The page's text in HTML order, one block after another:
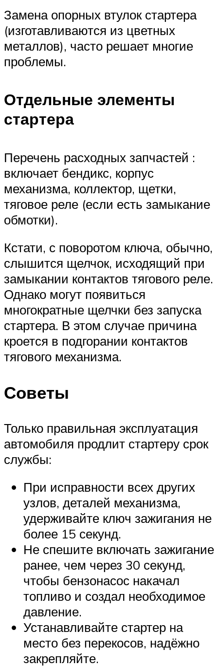
Замена опорных втулок стартера
(изготавливаются из цветных
металлов), часто решает многие
проблемы.
Отдельные элементы
стартера
Перечень расходных запчастей :
включает бендикс, корпус
механизма, коллектор, щетки,
тяговое реле (если есть замыкание
обмотки).
Кстати, с поворотом ключа, обычно,
слышится щелчок, исходящий при
замыкании контактов тягового реле.
Однако могут появиться
многократные щелчки без запуска
стартера. В этом случае причина
кроется в подгорании контактов
тягового механизма.
Советы
Только правильная эксплуатация
автомобиля продлит стартеру срок
службы:
При исправности всех других
узлов, деталей механизма,
удерживайте ключ зажигания не
более 15 секунд.
Не спешите включать зажигание
ранее, чем через 30 секунд,
чтобы бензонасос накачал
топливо и создал необходимое
давление.
Устанавливайте стартер на
место без перекосов, надёжно
закрепляйте.